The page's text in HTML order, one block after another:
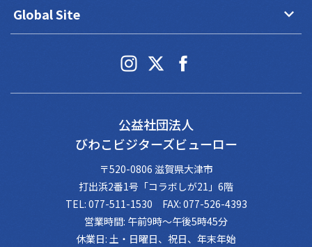
Global Site keyboard_arrow_down
公益社団法人
びわこビジターズビューロー
〒520-0806 滋賀県大津市
打出浜2番1号「コラボしが21」6階
TEL: 077-511-1530 FAX: 077-526-4393
営業時間: 午前9時～午後5時45分
休業日: 土・日曜日、祝日、年末年始